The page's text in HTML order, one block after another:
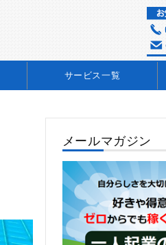
サービス一覧
メールマガジン